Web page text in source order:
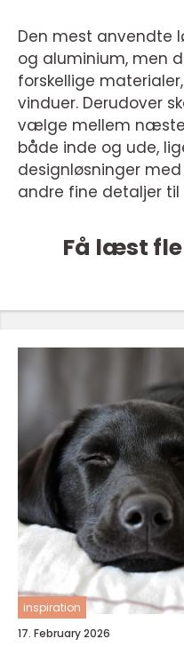
Den mest anvendte
og aluminium, men
forskellige
vinduer. Derudover
vælge mellem
både inde og ude,
designløsninger
andre fine detaljer til
Få læst
inspiration
17. February 2026